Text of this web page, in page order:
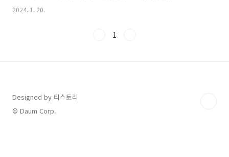
2024. 1. 13. 17:28 UT (1. 14. 02:28 KST). I took a picture of the
the image) passing next to it. 새벽에 벌집 성단을 찍었는데, 그 옆으
2024. 1. 20.
1
Designed by 티스토리
© Daum Corp.